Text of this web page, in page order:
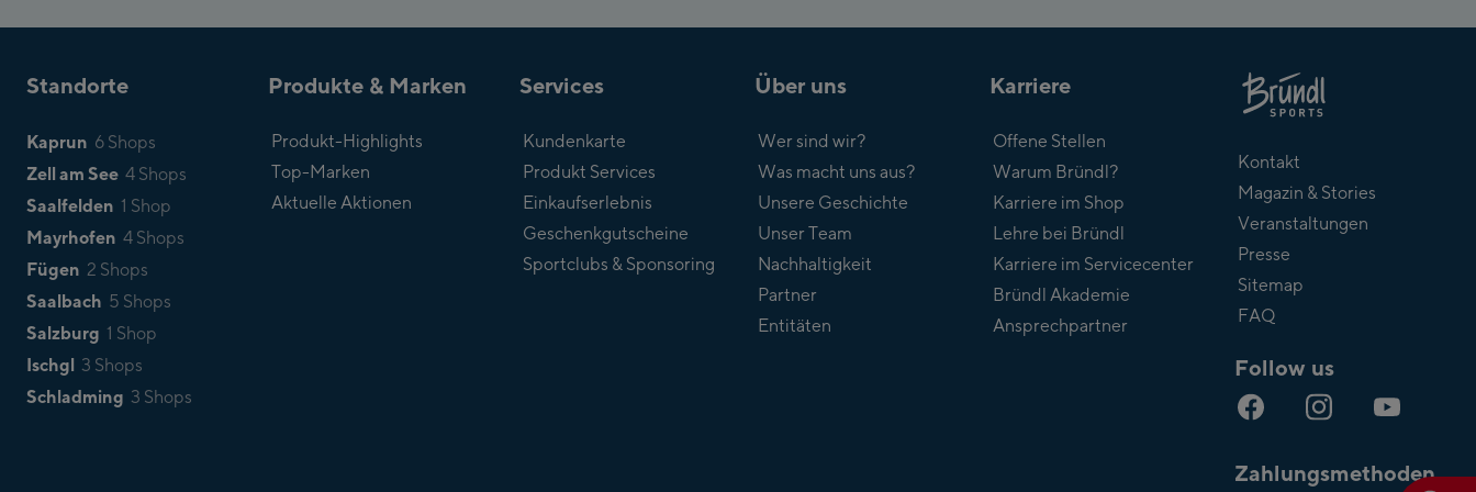
Standorte
Kaprun 6 Shops
Zell am See 4 Shops
Saalfelden 1 Shop
Mayrhofen 4 Shops
Fügen 2 Shops
Saalbach 5 Shops
Salzburg 1 Shop
Ischgl 3 Shops
Schladming 3 Shops
Produkte & Marken
Produkt-Highlights
Top-Marken
Aktuelle Aktionen
Services
Kundenkarte
Produkt Services
Einkaufserlebnis
Geschenkgutscheine
Sportclubs & Sponsoring
Über uns
Wer sind wir?
Was macht uns aus?
Unsere Geschichte
Unser Team
Nachhaltigkeit
Partner
Entitäten
Karriere
Offene Stellen
Warum Bründl?
Karriere im Shop
Lehre bei Bründl
Karriere im Servicecenter
Bründl Akademie
Ansprechpartner
Bründl
Kontakt
Magazin & Stories
Veranstaltungen
Presse
Sitemap
FAQ
Follow us
Zahlungsmethoden